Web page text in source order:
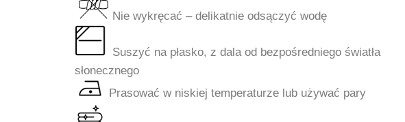
Nie wykręcać – delikatnie odsączyć wodę
Suszyć na płasko, z dala od bezpośredniego światła
słonecznego
Prasować w niskiej temperaturze lub używać pary